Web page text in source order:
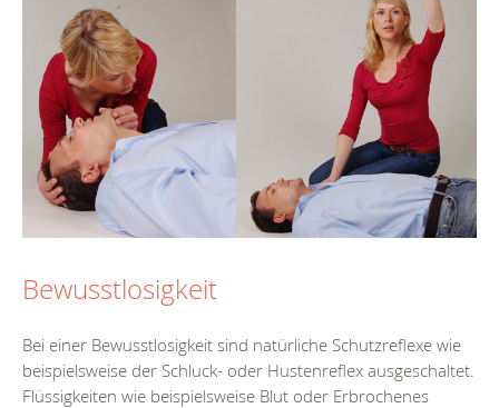
Bewusstlosigkeit
Bei einer Bewusstlosigkeit sind natürliche Schutzreflexe wie
beispielsweise der Schluck- oder Hustenreflex ausgeschaltet.
Flüssigkeiten wie beispielsweise Blut oder Erbrochenes